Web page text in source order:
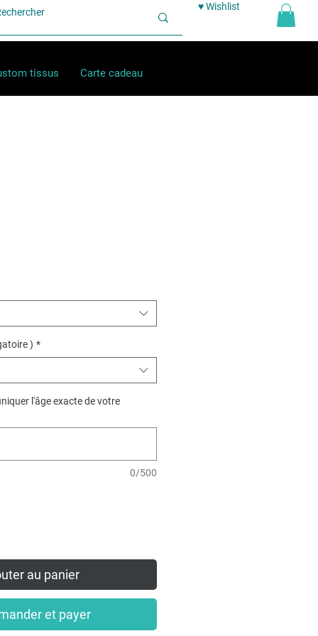
♥ Wishlist
tissus Carte cadeau
) *
l'âge exacte de votre
0/500
au panier
et payer